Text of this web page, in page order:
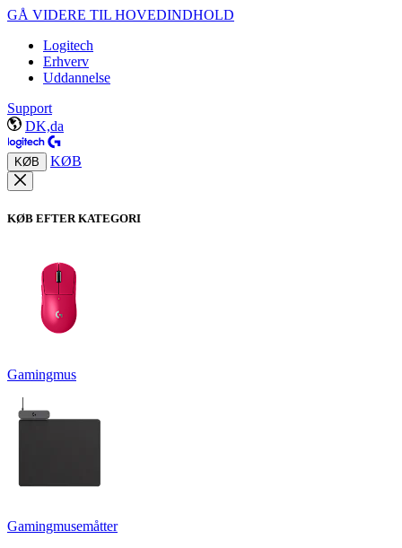
GÅ VIDERE TIL HOVEDINDHOLD
Logitech
Erhverv
Uddannelse
Support
DK,da
KØB KØB
KØB EFTER KATEGORI
Gamingmus
Gamingmusemåtter